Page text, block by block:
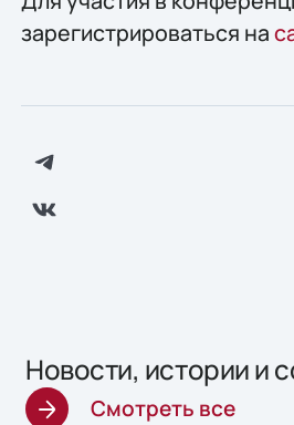
зарегистрироваться на
Новости, истории и
Смотреть все